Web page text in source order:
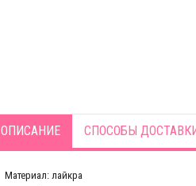
ОПИСАНИЕ СПОСОБЫ
Материал: лайкра